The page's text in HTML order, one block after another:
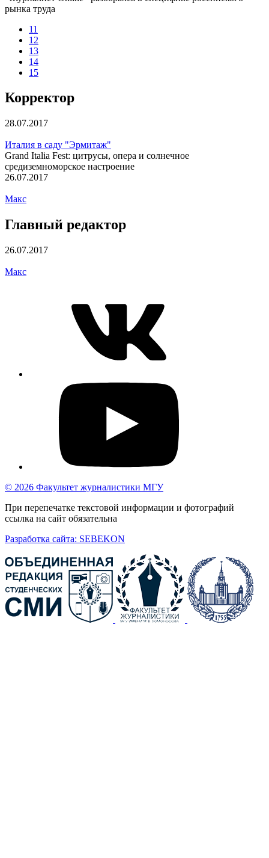
рынка труда
11
12
13
14
15
Корректор
28.07.2017
Италия в саду "Эрмитаж"
Grand Italia Fest: цитрусы, опера и солнечное
средиземноморское настроение
26.07.2017
Макс
Главный редактор
26.07.2017
Макс
© 2026 Факультет журналистики МГУ
При перепечатке текстовой информации и фотографий
ссылка на сайт обязательна
Разработка сайта: SEBEKON